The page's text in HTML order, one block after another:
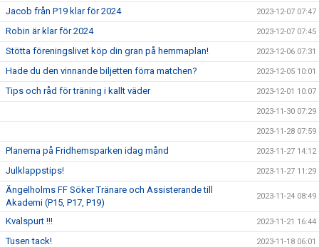
Jacob från P19 klar för 2024 2023-12-07 07:47
Robin är klar för 2024 2023-12-07 07:45
Stötta föreningslivet köp din gran på hemmaplan! 2023-12-06 07:31
Hade du den vinnande biljetten förra matchen? 2023-12-05 10:01
Tips och råd för träning i kallt väder 2023-12-01 10:07
2023-11-30 07:29
2023-11-28 07:59
Planerna på Fridhemsparken idag månd 2023-11-27 14:12
Julklappstips! 2023-11-27 11:29
Ängelholms FF Söker Tränare och Assisterande till
Akademi (P15, P17, P19)
2023-11-24 08:49
Kvalspurt !!! 2023-11-21 16:44
Tusen tack! 2023-11-18 06:01